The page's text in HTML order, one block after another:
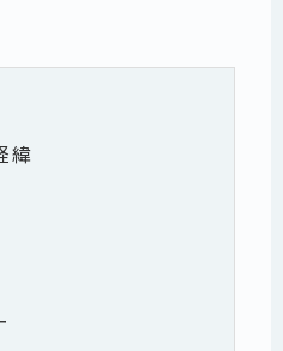
緯